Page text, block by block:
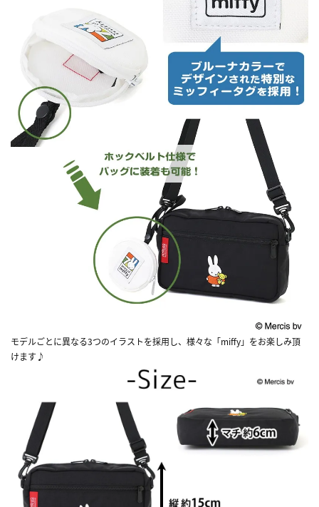
モデルごとに異なる3つのイラストを採用し、様々な「miffy」をお楽しみ頂
けます♪